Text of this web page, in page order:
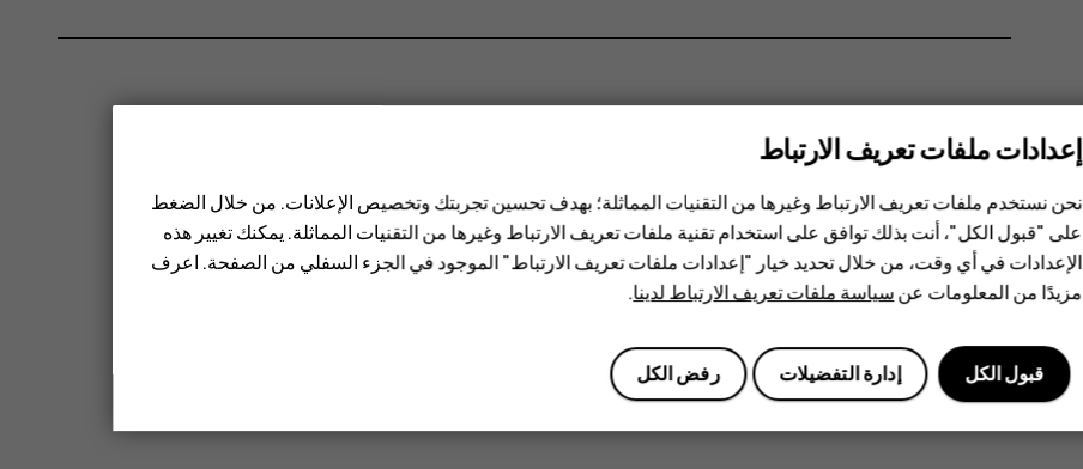
هل وجدت هذه المعلومات مفيدة؟
نعم لا
إعدادات ملفات تعريف الارتباط
نحن نستخدم ملفات تعريف الارتباط وغيرها من التقنيات المماثلة؛ بهدف تحسين تجربتك وتخصيص الإعلانات. من خلال الضغط
على "قبول الكل"، أنت بذلك توافق على استخدام تقنية ملفات تعريف الارتباط وغيرها من التقنيات المماثلة. يمكنك تغيير هذه
الإعدادات في أي وقت، من خلال تحديد خيار "إعدادات ملفات تعريف الارتباط" الموجود في الجزء السفلي من الصفحة. اعرف
مزيدًا من المعلومات عنسياسة ملفات تعريف الارتباط لدينا.
رفض الكل إدارة التفضيلات قبول الكل